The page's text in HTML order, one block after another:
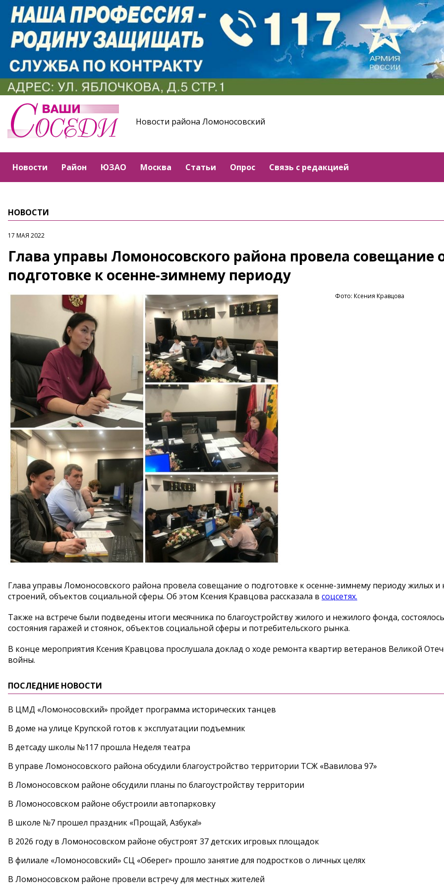
Новости района Ломоносовский
Новости Район ЮЗАО Москва Статьи Опрос Связь с редакцией
НОВОСТИ
17 МАЯ 2022
Глава управы Ломоносовского района провела совещание
подготовке к осенне-зимнему периоду
Фото: Ксения Кравцова
Глава управы Ломоносовского района провела совещание о подготовке к осенне-зимнему периоду жилых и
строений, объектов социальной сферы. Об этом Ксения Кравцова рассказала в соцсетях.
Также на встрече были подведены итоги месячника по благоустройству жилого и нежилого фонда,
состояния гаражей и стоянок, объектов социальной сферы и потребительского рынка.
В конце мероприятия Ксения Кравцова прослушала доклад о ходе ремонта квартир ветеранов Великой
войны.
ПОСЛЕДНИЕ НОВОСТИ
В ЦМД «Ломоносовский» пройдет программа исторических танцев
В доме на улице Крупской готов к эксплуатации подъемник
В детсаду школы №117 прошла Неделя театра
В управе Ломоносовского района обсудили благоустройство территории ТСЖ «Вавилова 97»
В Ломоносовском районе обсудили планы по благоустройству территории
В Ломоносовском районе обустроили автопарковку
В школе №7 прошел праздник «Прощай, Азбука!»
В 2026 году в Ломоносовском районе обустроят 37 детских игровых площадок
В филиале «Ломоносовский» СЦ «Оберег» прошло занятие для подростков о личных целях
В Ломоносовском районе провели встречу для местных жителей